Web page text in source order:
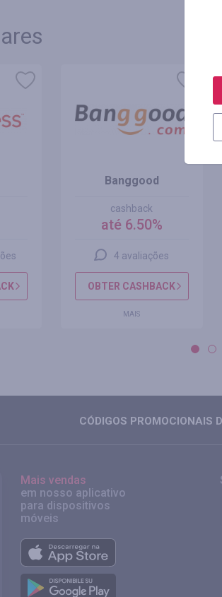
Banggood
cashback
até 6.50%
4 avaliações
OBTER CASHBACK
MAIS
CÓDIGOS PROMOCIONAIS
Mais vendas
em nosso aplicativo
para dispositivos
móveis